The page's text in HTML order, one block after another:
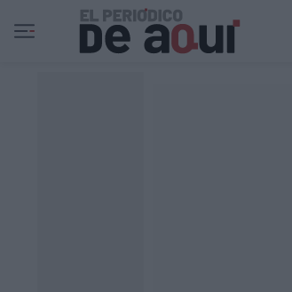
Ir al contenido principal